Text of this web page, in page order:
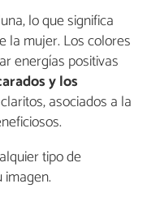
lo que significa
la mujer. Los colores
energías positivas
y los
asociados a la
tipo de